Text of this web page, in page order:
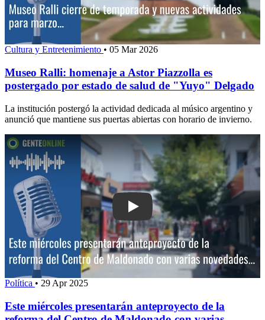
Cultura y Entretenimiento • 05 Mar 2026
Museo Ralli: homenaje a Astor Piazzolla es
postergado por estado de salud de "Yuyo" Delgado
La institución postergó la actividad dedicada al músico argentino y
anunció que mantiene sus puertas abiertas con horario de invierno.
Play: Este miércoles presentarán
Política • 29 Apr 2025
Este miércoles presentarán anteproyecto de la